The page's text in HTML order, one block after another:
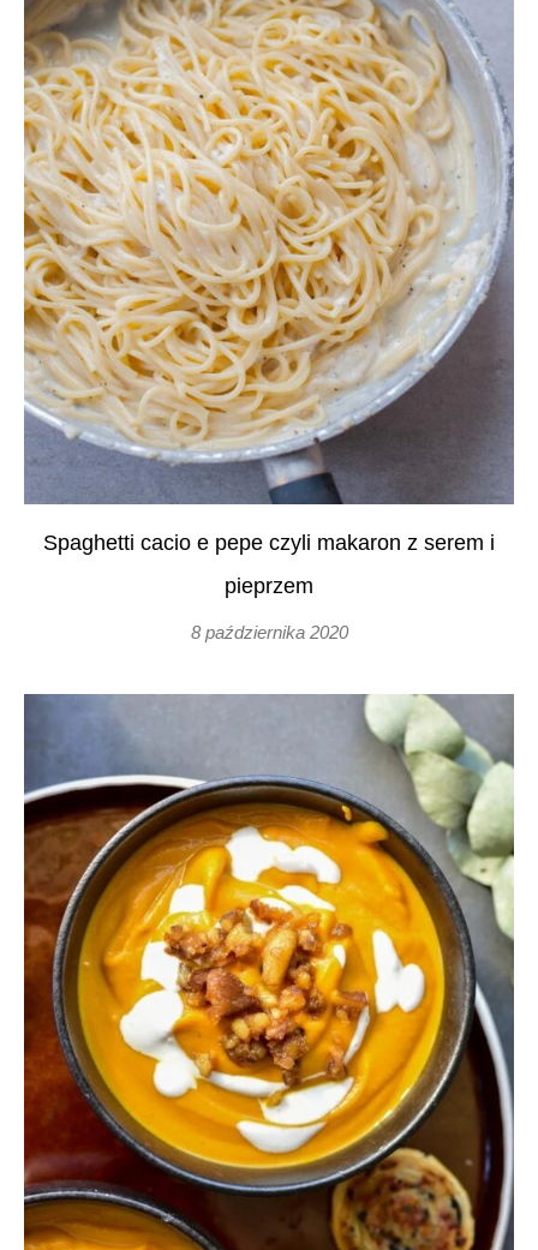
Spaghetti cacio e pepe czyli makaron z serem i
pieprzem
8 października 2020